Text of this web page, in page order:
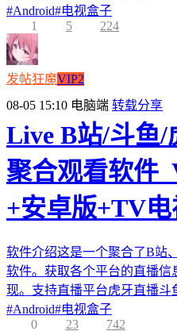
#Android#电视盒子
1
5 224
发帖狂魔VIP2
08-05 15:10 电脑端 转载分享
Live B站/斗鱼/
聚合观看软件
+安卓版+TV
软件介绍这是一个聚合了B站
软件。获取各个平台的直播
现。支持直播平台虎牙直播斗
#Android#电视盒子
0
23 742